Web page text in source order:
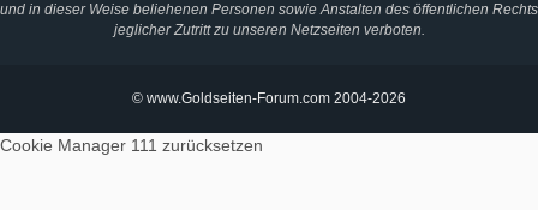
und in dieser Weise beliehenen Personen sowie Anstalten des öffentlichen Rechts
jeglicher Zutritt zu unseren Netzseiten verboten.
© www.Goldseiten-Forum.com 2004-2026
Cookie Manager 111 zurücksetzen